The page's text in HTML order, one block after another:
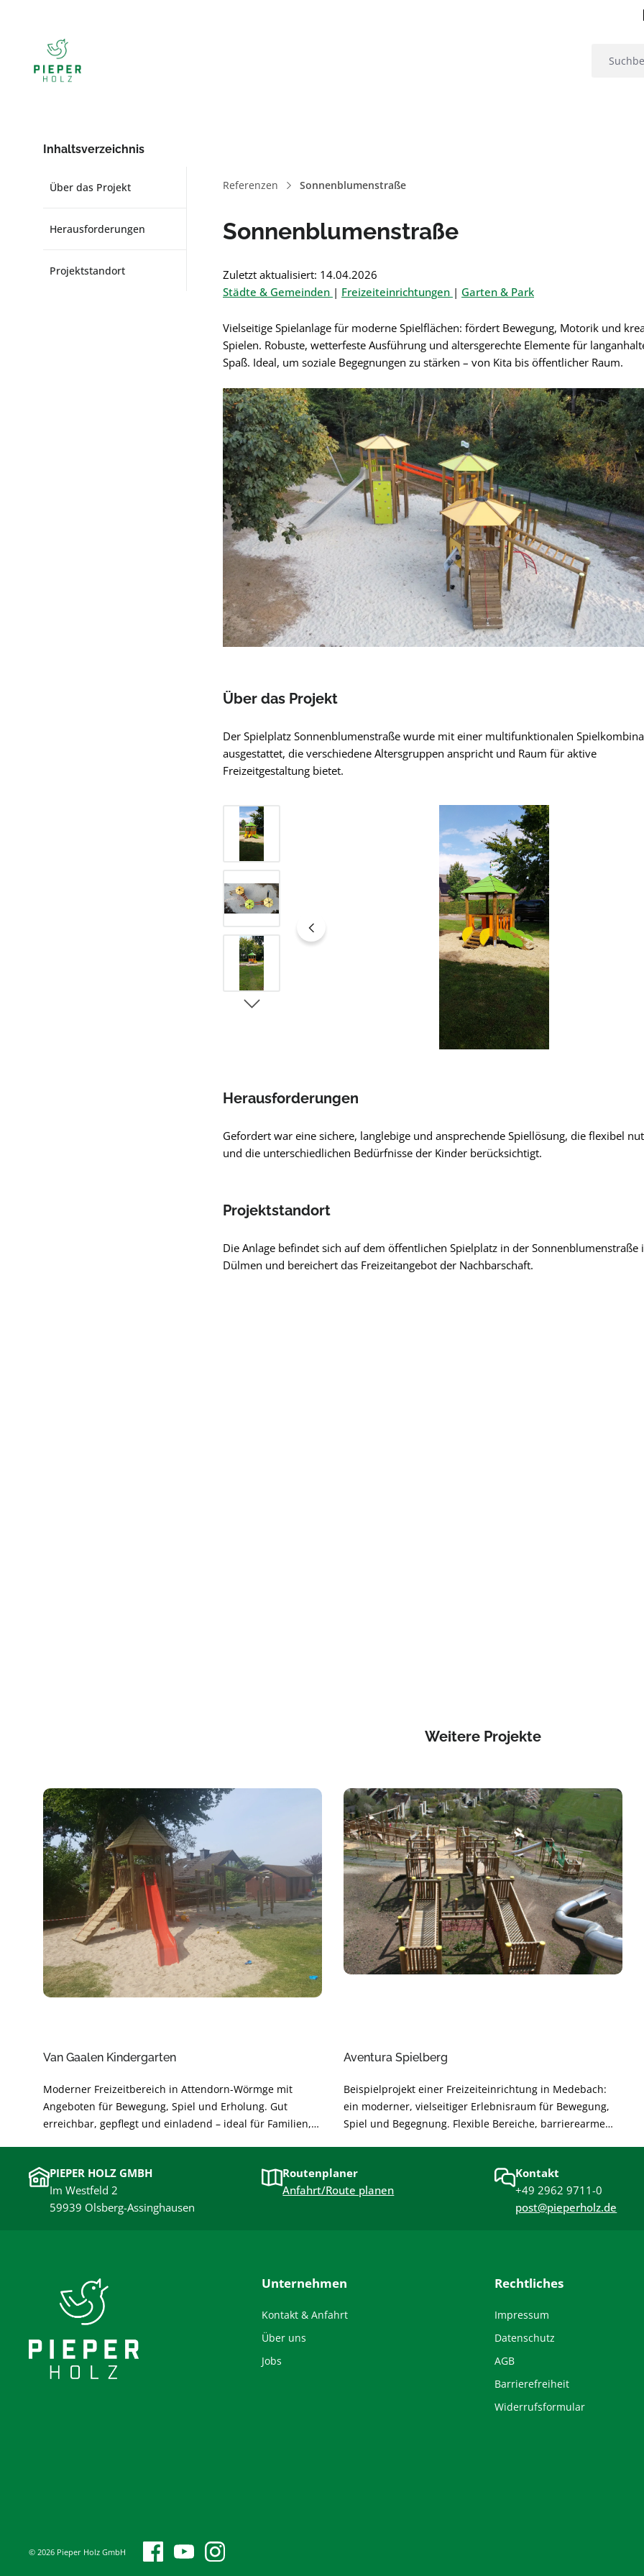
Inhaltsverzeichnis
Über das Projekt
Herausforderungen
Projektstandort
Referenzen Sonnenblumenstraße
Sonnenblumenstraße
Zuletzt aktualisiert: 14.04.2026
Städte & Gemeinden | Freizeiteinrichtungen | Garten & Park
Vielseitige Spielanlage für moderne Spielflächen: fördert Bewegung, Motorik und
Spielen. Robuste, wetterfeste Ausführung und altersgerechte Elemente für
Spaß. Ideal, um soziale Begegnungen zu stärken – von Kita bis öffentlicher Raum.
Über das Projekt
Der Spielplatz Sonnenblumenstraße wurde mit einer multifunktionalen
ausgestattet, die verschiedene Altersgruppen anspricht und Raum für aktive
Freizeitgestaltung bietet.
Bildergalerie überspringen
Herausforderungen
Gefordert war eine sichere, langlebige und ansprechende Spiellösung, die flexibel
und die unterschiedlichen Bedürfnisse der Kinder berücksichtigt.
Projektstandort
Die Anlage befindet sich auf dem öffentlichen Spielplatz in der Sonnenblumenstraße
Dülmen und bereichert das Freizeitangebot der Nachbarschaft.
Weitere Projekte
Van Gaalen Kindergarten
Moderner Freizeitbereich in Attendorn-Wörmge mit
Angeboten für Bewegung, Spiel und Erholung. Gut
erreichbar, gepflegt und einladend – ideal für Familien,
Aventura Spielberg
Beispielprojekt einer Freizeiteinrichtung in Medebach:
ein moderner, vielseitiger Erlebnisraum für Bewegung,
Spiel und Begegnung. Flexible Bereiche, barrierearme
geplant und modular erweiterbar – für langfristige
Freude und hohe Alltagstauglichkeit.
PIEPER HOLZ GMBH
Im Westfeld 2
59939 Olsberg-Assinghausen
Routenplaner
Anfahrt/Route planen
Kontakt
+49 2962 9711-0
post@pieperholz.de
Unternehmen
Kontakt & Anfahrt
Über uns
Jobs
Rechtliches
Impressum
Datenschutz
AGB
Barrierefreiheit
Widerrufsformular
© 2026 Pieper Holz GmbH